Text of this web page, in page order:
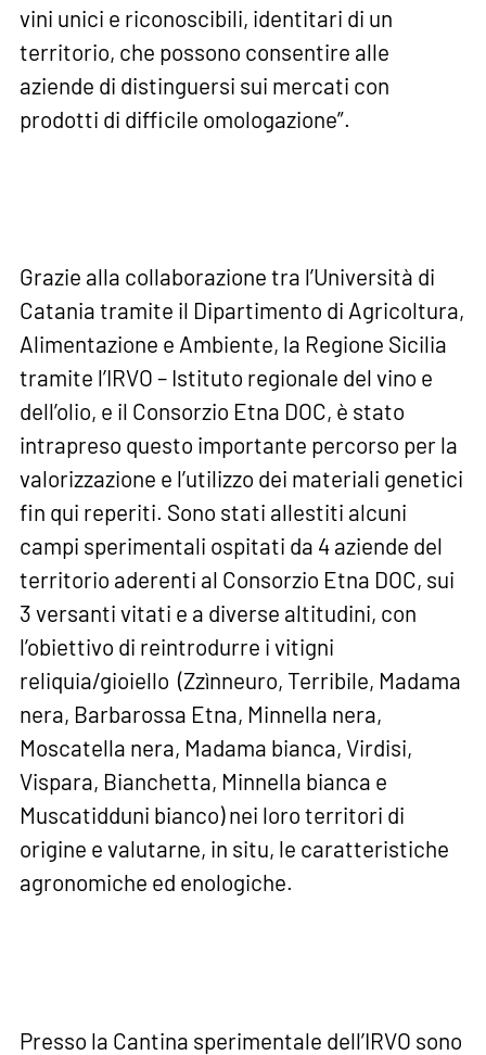
vini unici e riconoscibili, identitari di un
territorio, che possono consentire alle
aziende di distinguersi sui mercati con
prodotti di difficile omologazione”.
Grazie alla collaborazione tra l’Università di
Catania tramite il Dipartimento di Agricoltura,
Alimentazione e Ambiente, la Regione Sicilia
tramite l’IRVO – Istituto regionale del vino e
dell’olio, e il Consorzio Etna DOC, è stato
intrapreso questo importante percorso per la
valorizzazione e l’utilizzo dei materiali genetici
fin qui reperiti. Sono stati allestiti alcuni
campi sperimentali ospitati da 4 aziende del
territorio aderenti al Consorzio Etna DOC, sui
3 versanti vitati e a diverse altitudini, con
l’obiettivo di reintrodurre i vitigni
reliquia/gioiello (Zzìnneuro, Terribile, Madama
nera, Barbarossa Etna, Minnella nera,
Moscatella nera, Madama bianca, Virdisi,
Vispara, Bianchetta, Minnella bianca e
Muscatidduni bianco) nei loro territori di
origine e valutarne, in situ, le caratteristiche
agronomiche ed enologiche.
Presso la Cantina sperimentale dell’IRVO sono